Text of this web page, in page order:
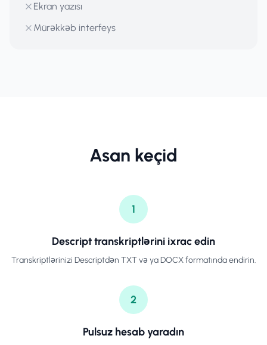
Ekran yazısı
Mürəkkəb interfeys
Asan keçid
1
Descript transkriptlərini ixrac edin
Transkriptlərinizi Descriptdən TXT və ya DOCX formatında endirin.
2
Pulsuz hesab yaradın